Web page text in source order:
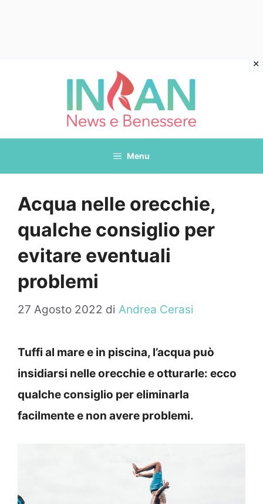
Menu
Acqua nelle orecchie,
qualche consiglio per
evitare eventuali
problemi
27 Agosto 2022 di Andrea Cerasi
Tuffi al mare e in piscina, l’acqua può
insidiarsi nelle orecchie e otturarle: ecco
qualche consiglio per eliminarla
facilmente e non avere problemi.